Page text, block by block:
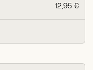
12,95 €